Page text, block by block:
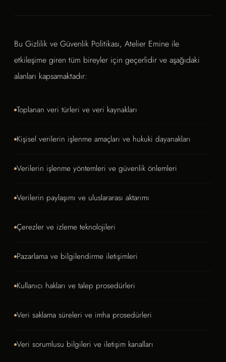
Bu Gizlilik ve Güvenlik Politikası, Atelier Emine ile
etkileşime giren tüm bireyler için geçerlidir ve aşağıdaki
alanları kapsamaktadır:
Toplanan veri türleri ve veri kaynakları
Kişisel verilerin işlenme amaçları ve hukuki dayanakları
Verilerin işlenme yöntemleri ve güvenlik önlemleri
Verilerin paylaşımı ve uluslararası aktarımı
Çerezler ve izleme teknolojileri
Pazarlama ve bilgilendirme iletişimleri
Kullanıcı hakları ve talep prosedürleri
Veri saklama süreleri ve imha prosedürleri
Veri sorumlusu bilgileri ve iletişim kanalları